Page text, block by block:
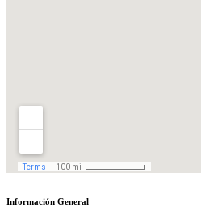
Información General